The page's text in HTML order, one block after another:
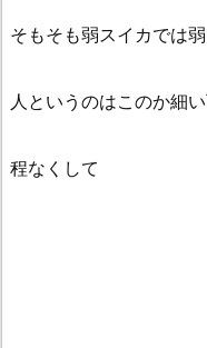
そもそも弱スイカでは
人というのはこのか細
程なくして